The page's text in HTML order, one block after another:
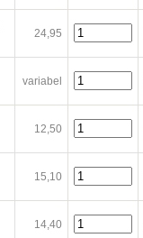
24,95
variabel
12,50
15,10
14,40